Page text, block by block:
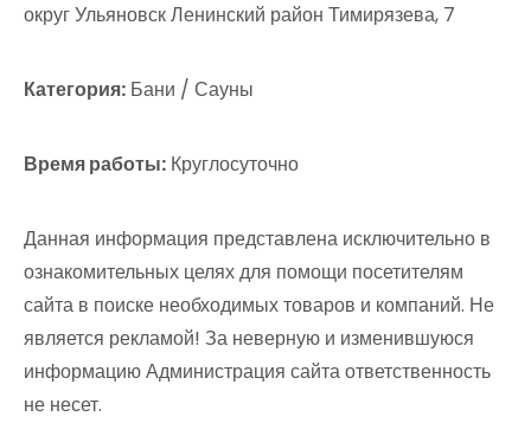
округ Ульяновск Ленинский район Тимирязева, 7
Категория: Бани / Сауны
Время работы: Круглосуточно
Данная информация представлена исключительно в
ознакомительных целях для помощи посетителям
сайта в поиске необходимых товаров и компаний. Не
является рекламой! За неверную и изменившуюся
информацию Администрация сайта ответственность
не несет.